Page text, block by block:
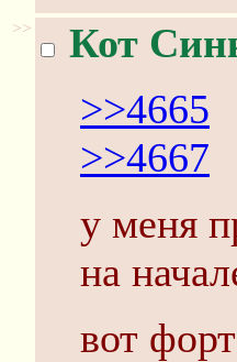
>> Кот
>>4665
>>4667
у меня
на
вот